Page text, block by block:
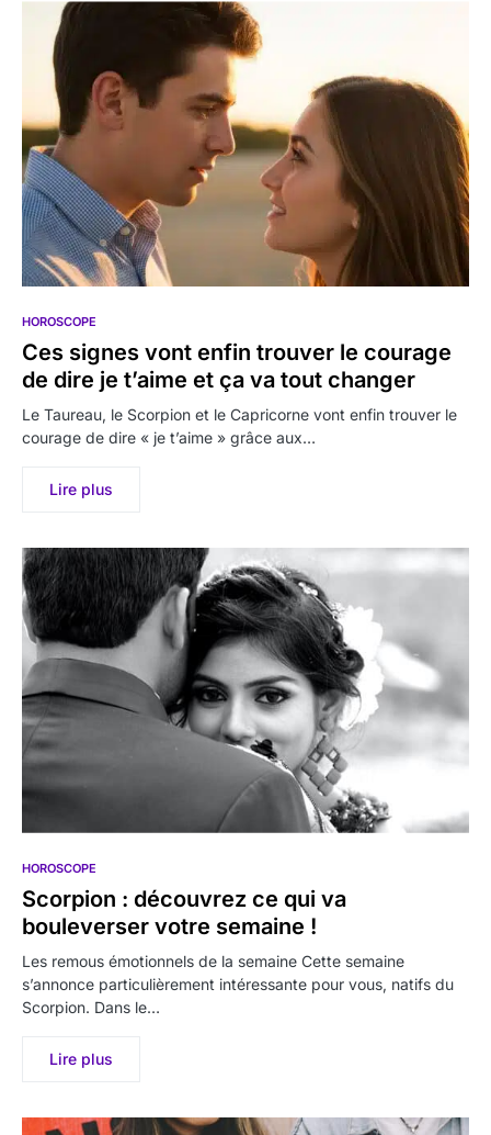
HOROSCOPE
Ces signes vont enfin trouver le courage
de dire je t’aime et ça va tout changer
Le Taureau, le Scorpion et le Capricorne vont enfin trouver le
courage de dire « je t’aime » grâce aux…
Lire plus
HOROSCOPE
Scorpion : découvrez ce qui va
bouleverser votre semaine !
Les remous émotionnels de la semaine Cette semaine
s’annonce particulièrement intéressante pour vous, natifs du
Scorpion. Dans le…
Lire plus